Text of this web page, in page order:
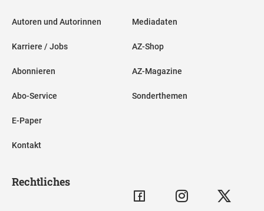
Autoren und Autorinnen
Karriere / Jobs
Abonnieren
Abo-Service
E-Paper
Kontakt
Mediadaten
AZ-Shop
AZ-Magazine
Sonderthemen
Rechtliches